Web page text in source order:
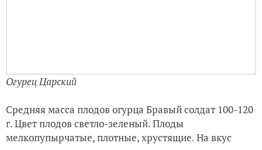
Огурец Царский
г. Цвет плодов светло-зеленый. Плоды
мелкопупырчатые, плотные, хрустящие. На вкус
сочные, водянистые, сладковатые.